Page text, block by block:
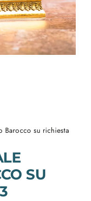
Barocco su richiesta
SU